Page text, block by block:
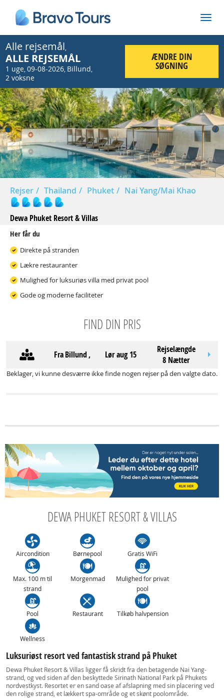
Alle rejsemål,
ALLE REJSEMÅL
1 uge,09-08-2026, Billund,
2 voksne
ÆNDRE DIN
SØGNING
Prev
Rejser Thailand Phuket Nai Yang/Mai Khao
Dewa Phuket Resort & Villas
Her får du
Direkte på stranden
Lækre restauranter
Mulighed for luksuriøs villa med privat pool
Gode og moderne faciliteter
FIND DIN PRIS
FraBillund, lør aug 15
Rejselængde
8 Nætter
Beklager, vi kunne desværre ikke finde nogen rejser på den valgte dato.
DEWA PHUKET RESORT & VILLAS
Aircondition Børnepool Gratis WiFi
Max. 100 m til
strand
Morgenmad
Mulighed for privat
pool
Pool Restaurant Tilkøb halvpension
Wellness
Luksuriøst resort ved fantastisk strand på Phuket
Dewa Phuket Resort & Villas ligger få skridt fra den betagende Nai Yang-
strand, og ved siden af den beskyttede Sirinath National Park på Phukets
nordvestkyst. Resortet er en sand oase af afslapning med sin placering ved
den rolige strand, et lækkert spa-område og et skønt poolområde.